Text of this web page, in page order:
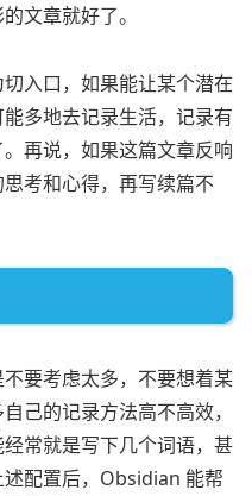
文章就好了。
入口，如果能让某个潜在
多地去记录生活，记录有
再说，如果这篇文章反响
考和心得，再写续篇不
要考虑太多，不要想着某
己的记录方法高不高效，
常就是写下几个词语，甚
配置后，Obsidian 能帮